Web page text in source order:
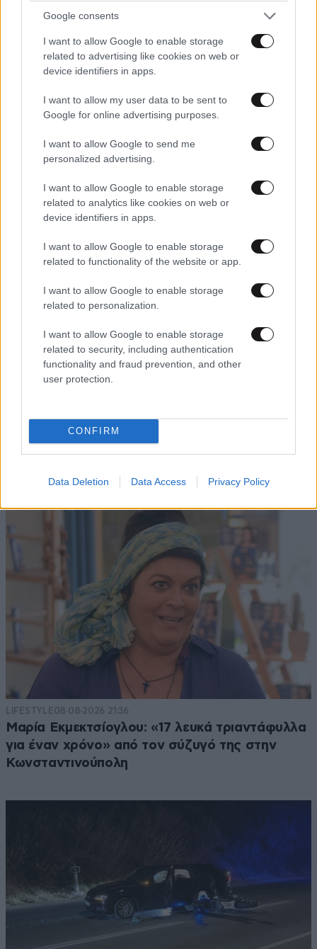
Google consents
I want to allow Google to enable storage
related to advertising like cookies on web or
device identifiers in apps.
I want to allow my user data to be sent to
Google for online advertising purposes.
I want to allow Google to send me
personalized advertising.
I want to allow Google to enable storage
related to analytics like cookies on web or
device identifiers in apps.
I want to allow Google to enable storage
related to functionality of the website or app.
I want to allow Google to enable storage
related to personalization.
I want to allow Google to enable storage
related to security, including authentication
functionality and fraud prevention, and other
user protection.
CONFIRM
Data Deletion Data Access Privacy Policy
ΚΟΣΜΟΣ 50 λ. πριν
Η αυτοκρατορία του «Έντικ» και ο «μεγάλος»
που φέρεται να βρίσκεται πίσω του – Τι ορίζει ο
όρος Greek Mafia
ΕΛΛΑΔΑ3 ω. πριν
Αυγούστου
LIFESTYLE08·08·2026 21:36
Μαρία Εκμεκτσίογλου: «17 λευκά τριαντάφυλλα
για έναν χρόνο» από τον σύζυγό της στην
Κωνσταντινούπολη